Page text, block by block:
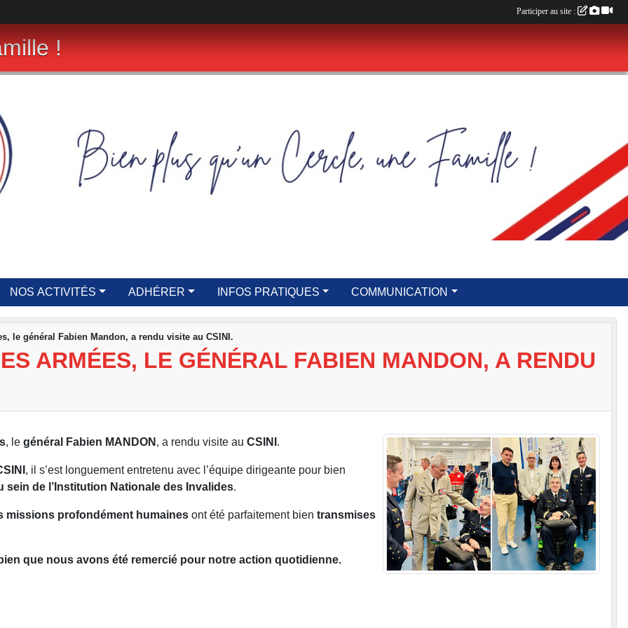
!
NOS ACTIVITÉS ADHÉRER INFOS PRATIQUES COMMUNICATION
le général Fabien Mandon, a rendu visite au CSINI.
ARMÉES, LE GÉNÉRAL FABIEN MANDON, A RENDU
, le général Fabien MANDON , a rendu visite au CSINI .
, il s’est longuement entretenu avec l’équipe dirigeante pour bien
de l’Institution Nationale des Invalides.
missions profondément humaines ont été parfaitement bien transmises
que nous avons été remercié pour notre action quotidienne.
Participer au site :